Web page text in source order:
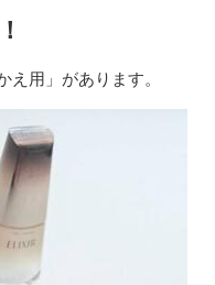
用」があります。